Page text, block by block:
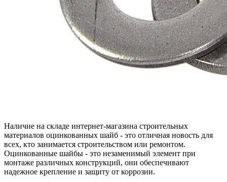
Наличие на складе интернет-магазина строительных
материалов оцинкованных шайб - это отличная новость для
всех, кто занимается строительством или ремонтом.
Оцинкованные шайбы - это незаменимый элемент при
монтаже различных конструкций, они обеспечивают
надежное крепление и защиту от коррозии.